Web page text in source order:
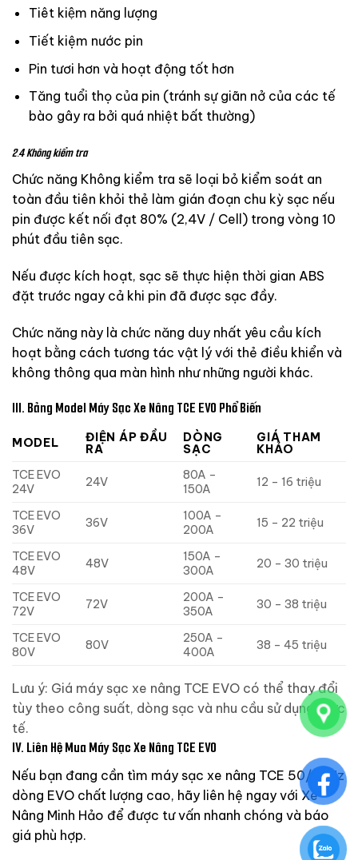
Tiêt kiệm năng lượng
Tiết kiệm nước pin
Pin tươi hơn và hoạt động tốt hơn
Tăng tuổi thọ của pin (tránh sự giãn nở của các tế
bào gây ra bởi quá nhiệt bất thường)
2.4 Không kiểm tra
Chức năng Không kiểm tra sẽ loại bỏ kiểm soát an
toàn đầu tiên khỏi thẻ làm gián đoạn chu kỳ sạc nếu
pin được kết nối đạt 80% (2,4V / Cell) trong vòng 10
phút đầu tiên sạc.
Nếu được kích hoạt, sạc sẽ thực hiện thời gian ABS
đặt trước ngay cả khi pin đã được sạc đầy.
Chức năng này là chức năng duy nhất yêu cầu kích
hoạt bằng cách tương tác vật lý với thẻ điều khiển và
không thông qua màn hình như những người khác.
III. Bảng Model Máy Sạc Xe Nâng TCE EVO Phổ Biến
MODEL
ĐIỆN ÁP ĐẦU
RA
DÒNG
SẠC
GIÁ THAM
KHẢO
TCE EVO
24V
24V
80A –
150A
12 – 16 triệu
TCE EVO
36V
36V
100A –
200A
15 – 22 triệu
TCE EVO
48V
48V
150A –
300A
20 – 30 triệu
TCE EVO
72V
72V
200A –
350A
30 – 38 triệu
TCE EVO
80V
80V
250A –
400A
38 – 45 triệu
Lưu ý: Giá máy sạc xe nâng TCE EVO có thể thay đổi
tùy theo công suất, dòng sạc và nhu cầu sử dụng thực
tế.
IV. Liên Hệ Mua Máy Sạc Xe Nâng TCE EVO
Nếu bạn đang cần tìm máy sạc xe nâng TCE 50/60Hz
dòng EVO chất lượng cao, hãy liên hệ ngay vớiXe
Nâng Minh Hảo để được tư vấn nhanh chóng và báo
giá phù hợp.